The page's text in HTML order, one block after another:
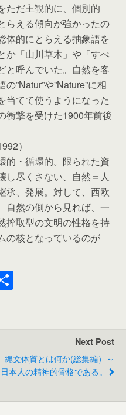
ただ主観的に、個別的
らえる傾向が強かったの
体的にとらえる抽象語を
か「山川草木」や「すべ
と呼んでいた。自然を客
”Natur”や”Nature”に相
当てて使うようになった
衝撃を受けた1900年前後
）
的・循環的。限られた資
し尽くさない、自然＝人
承、発展。対して、西欧
自然の側から見れば、一
搾取型の文明の性格を持
の核となっているのが
Next Post
縄文体質とは何か(総集編）～
日本人の精神的骨格である。